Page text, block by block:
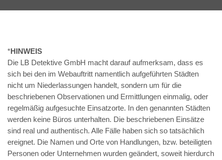
*HINWEIS
Die LB Detektive GmbH macht darauf aufmerksam, dass es
sich bei den im Webauftritt namentlich aufgeführten Städten
nicht um Niederlassungen handelt, sondern um für die
beschriebenen Observationen und Ermittlungen einmalig, oder
regelmäßig aufgesuchte Einsatzorte. In den genannten Städten
werden keine Büros unterhalten. Die beschriebenen Einsätze
sind real und authentisch. Alle Fälle haben sich so tatsächlich
ereignet. Die Namen und Orte von Handlungen, bzw. beteiligten
Personen oder Unternehmen wurden geändert, soweit hierdurch